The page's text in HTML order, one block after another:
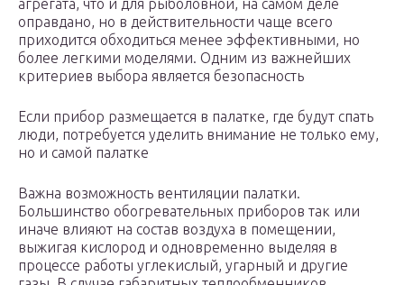
агрегата, что и для рыболовной, на самом деле
оправдано, но в действительности чаще всего
приходится обходиться менее эффективными, но
более легкими моделями. Одним из важнейших
критериев выбора является безопасность
Если прибор размещается в палатке, где будут спать
люди, потребуется уделить внимание не только ему,
но и самой палатке
Важна возможность вентиляции палатки.
Большинство обогревательных приборов так или
иначе влияют на состав воздуха в помещении,
выжигая кислород и одновременно выделяя в
процессе работы углекислый, угарный и другие